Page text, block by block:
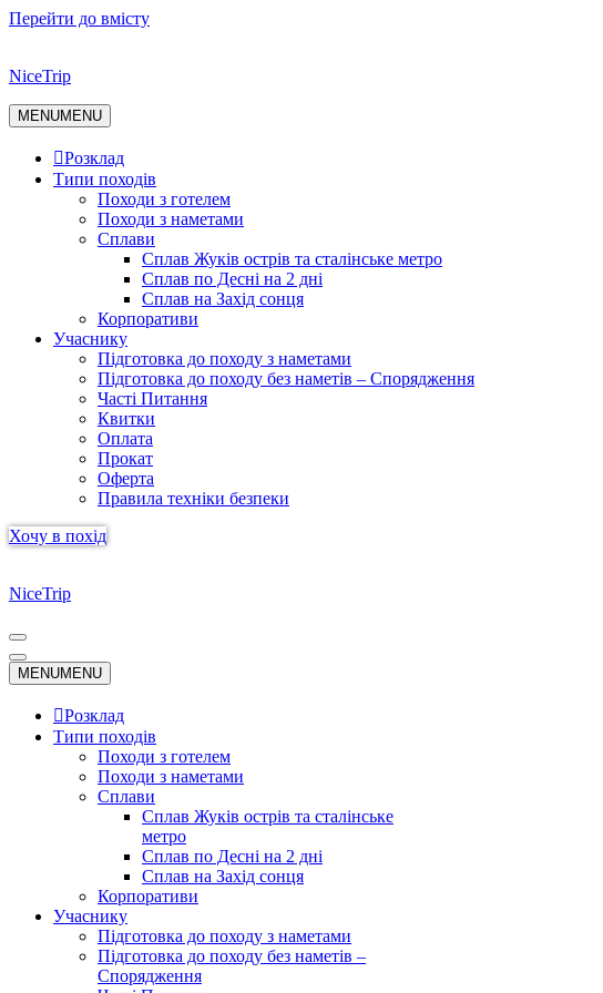
Перейти до вмісту
NiceTrip
MENUMENU
Розклад
Типи походів
Походи з готелем
Походи з наметами
Сплави
Сплав Жуків острів та сталінське метро
Сплав по Десні на 2 дні
Сплав на Захід сонця
Корпоративи
Учаснику
Підготовка до походу з наметами
Підготовка до походу без наметів – Спорядження
Часті Питання
Квитки
Оплата
Прокат
Оферта
Правила техніки безпеки
Хочу в похід
NiceTrip
Меню
навігації
Меню
навігації
MENUMENU
Розклад
Типи походів
Походи з готелем
Походи з наметами
Сплави
Сплав Жуків острів та сталінське
метро
Сплав по Десні на 2 дні
Сплав на Захід сонця
Корпоративи
Учаснику
Підготовка до походу з наметами
Підготовка до походу без наметів –
Спорядження